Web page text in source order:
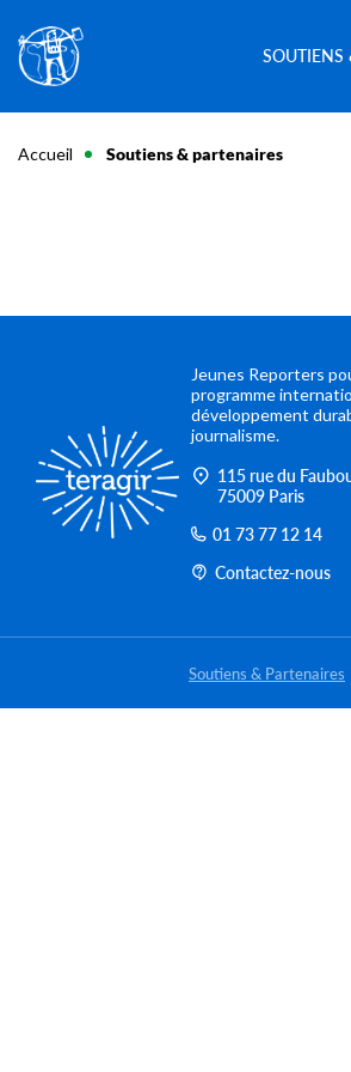
SOUTIENS
Accueil Soutiens & partenaires
Jeunes Reporters
programme
développement
journalisme.
115 rue du
75009 Paris
01 73 77 12 14
Contactez-nous
Soutiens & Partenaires